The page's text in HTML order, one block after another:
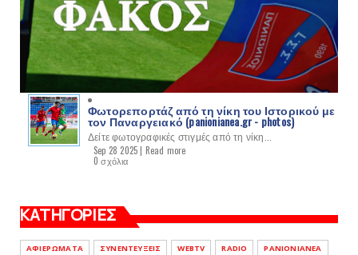
Φωτορεπορτάζ από τη νίκη του Ιστορικού με
τον Παναργειακό (panionianea.gr - photos)
Δείτε φωτογραφικές στιγμές από τη νίκη...
Sep 28 2025 | Read more
0 σχόλια
ΚΑΤΗΓΟΡΙΕΣ
ΑΦΙΕΡΩΜΑΤΑ ΣΥΝΕΝΤΕΥΞΕΙΣ WEBTV RADIO
PANIONIANEA